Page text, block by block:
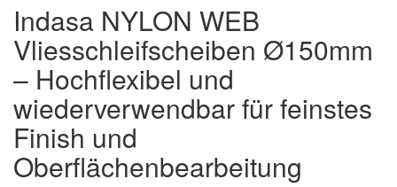
(8)
Mirka
(1)
no-name
(1)
Novol
Prevost
Indasa NYLON WEB
Vliesschleifscheiben Ø150mm
– Hochflexibel und
wiederverwendbar für feinstes
Finish und
Oberflächenbearbeitung